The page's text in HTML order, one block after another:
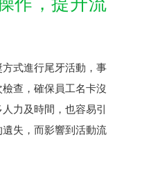
式進行尾牙活動，事
查，確保員工名卡沒
力及時間，也容易引
失，而影響到活動流